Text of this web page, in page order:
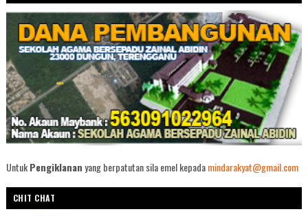
UntukPengiklananyang berpatutan sila emel kepadamindarakyat@gmail.com
CHIT CHAT